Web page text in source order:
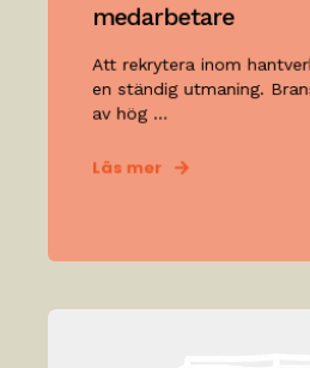
medarbetare
Att rekrytera inom
en ständig utmaning.
av hög ...
Läs mer